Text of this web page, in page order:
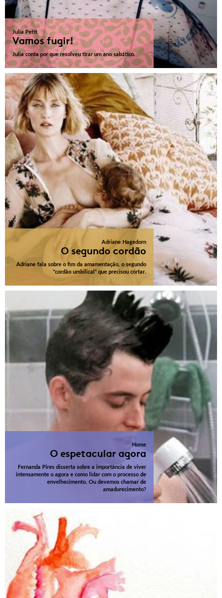
Julia Petit
Vamos fugir!
Julia conta por que resolveu tirar um ano sabático.
Adriane Hagedorn
O segundo cordão
Adriane fala sobre o fim da amamentação, o segundo
"cordão umbilical" que precisou cortar.
Home
O espetacular agora
Fernanda Pires disserta sobre a importância de viver
intensamente o agora e como lidar com o processo de
envelhecimento. Ou devemos chamar de
amadurecimento?